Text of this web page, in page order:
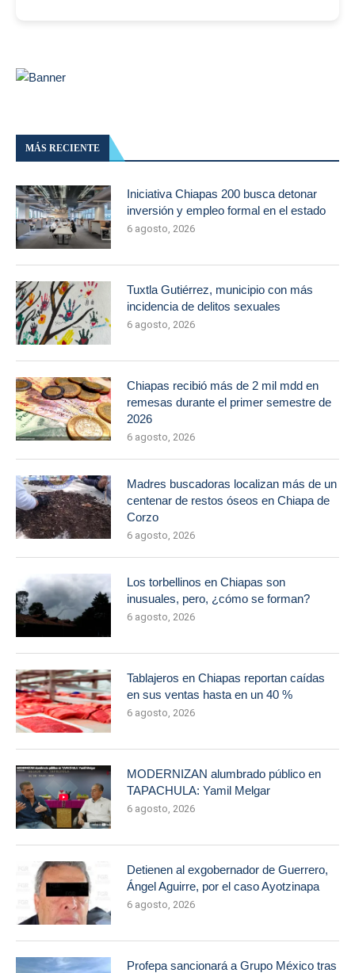
MÁS RECIENTE
Iniciativa Chiapas 200 busca detonar
inversión y empleo formal en el estado
6 agosto, 2026
Tuxtla Gutiérrez, municipio con más
incidencia de delitos sexuales
6 agosto, 2026
Chiapas recibió más de 2 mil mdd en
remesas durante el primer semestre de
2026
6 agosto, 2026
Madres buscadoras localizan más de un
centenar de restos óseos en Chiapa de
Corzo
6 agosto, 2026
Los torbellinos en Chiapas son
inusuales, pero, ¿cómo se forman?
6 agosto, 2026
Tablajeros en Chiapas reportan caídas
en sus ventas hasta en un 40 %
6 agosto, 2026
MODERNIZAN alumbrado público en
TAPACHULA: Yamil Melgar
6 agosto, 2026
Detienen al exgobernador de Guerrero,
Ángel Aguirre, por el caso Ayotzinapa
6 agosto, 2026
Profepa sancionará a Grupo México tras